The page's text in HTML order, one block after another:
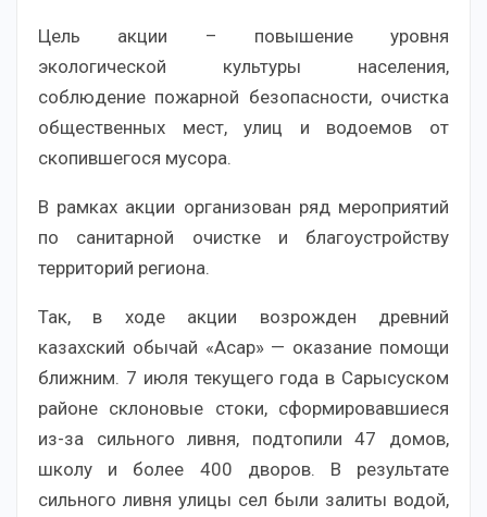
Цель акции – повышение уровня
экологической культуры населения,
соблюдение пожарной безопасности, очистка
общественных мест, улиц и водоемов от
скопившегося мусора.
В рамках акции организован ряд мероприятий
по санитарной очистке и благоустройству
территорий региона.
Так, в ходе акции возрожден древний
казахский обычай «Асар» — оказание помощи
ближним. 7 июля текущего года в Сарысуском
районе склоновые стоки, сформировавшиеся
из-за сильного ливня, подтопили 47 домов,
школу и более 400 дворов. В результате
сильного ливня улицы сел были залиты водой,